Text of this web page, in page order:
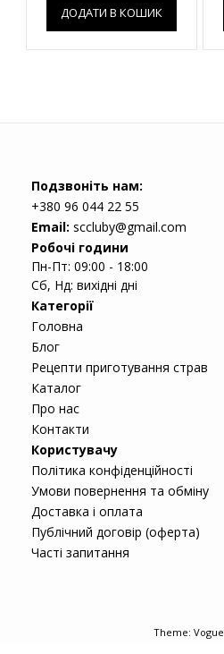
ДОДАТИ В КОШИК
Подзвоніть нам:
+380 96 044 22 55
Email: sccluby@gmail.com
Робочі години
Пн-Пт: 09:00 - 18:00
Сб, Нд: вихідні дні
Категорії
Головна
Блог
Рецепти приготування страв
Каталог
Про нас
Контакти
Користувачу
Політика конфіденційності
Умови повернення та обміну
Доставка і оплата
Публічний договір (оферта)
Часті запитання
Theme: Vogue